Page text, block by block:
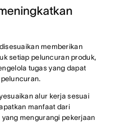
memberikan
setiap peluncuran produk,
tugas yang dapat
alur kerja sesuai
manfaat dari
mengurangi pekerjaan